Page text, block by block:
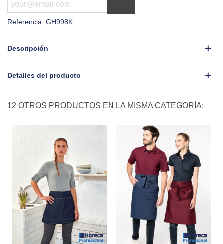
Referencia: GH998K
Descripción
Detalles del producto
12 OTROS PRODUCTOS EN LA MISMA CATEGORÍA: